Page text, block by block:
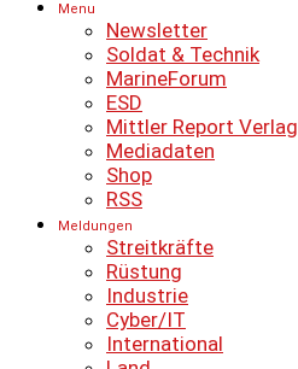
Menu
Newsletter
Soldat & Technik
MarineForum
ESD
Mittler Report Verlag
Mediadaten
Shop
RSS
Meldungen
Streitkräfte
Rüstung
Industrie
Cyber/IT
International